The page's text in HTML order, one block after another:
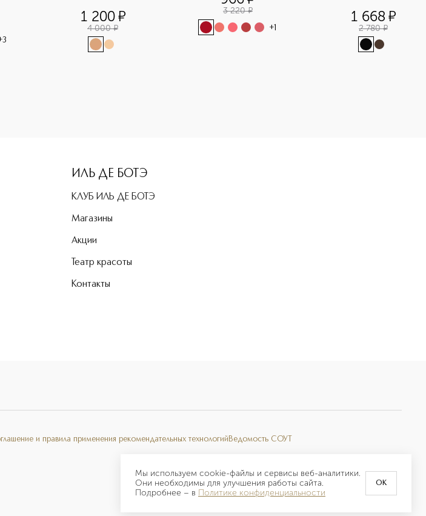
Мы используем cookie-файлы и сервисы веб-аналитики.
Они необходимы для улучшения работы сайта.
Подробнее – в Политике конфиденциальности
OK
3
1 200¤
4 000 ¤
3 220 ¤
+1
1 668 ¤
2 780 ¤
ИЛЬ ДЕ БОТЭ
КЛУБ ИЛЬ ДЕ БОТЭ
Магазины
Акции
Театр красоты
Контакты
и правила применения рекомендательных технологий Ведомость СОУТ